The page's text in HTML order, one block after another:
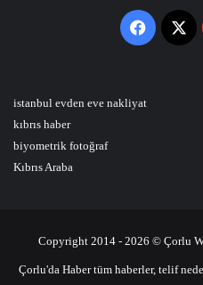
Facebook
X
istanbul evden eve nakliyat
kıbrıs haber
biyometrik fotoğraf
Kıbrıs Araba
Copyright 2014 - 2026 © Çorlu
Çorlu'da Haber tüm haberler, telif